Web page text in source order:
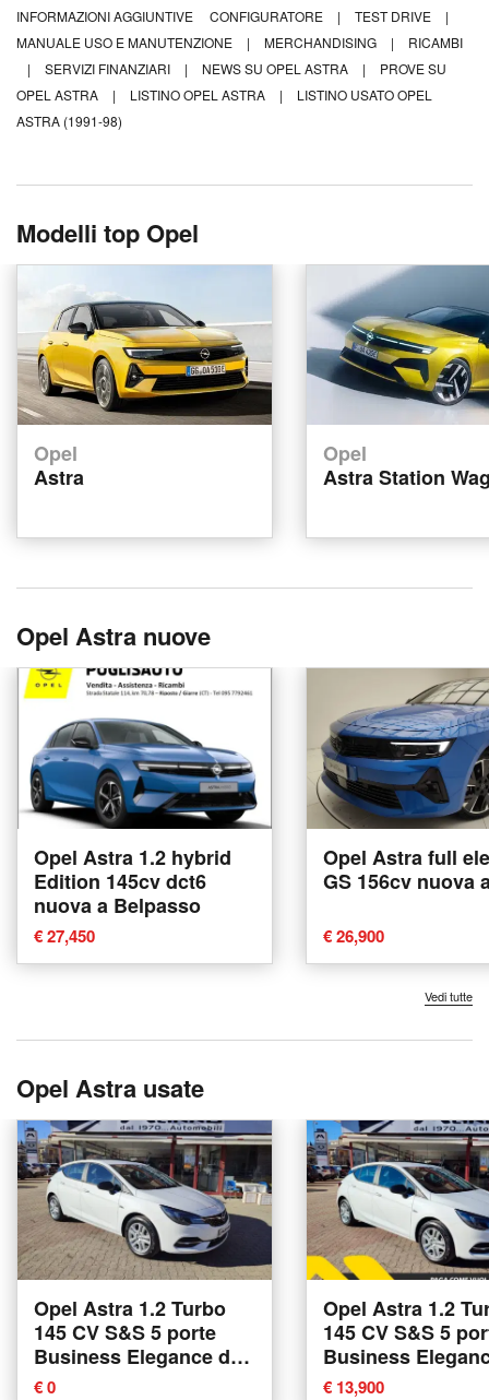
INFORMAZIONI AGGIUNTIVE CONFIGURATORE | TEST DRIVE
|
MANUALE USO E MANUTENZIONE
| MERCHANDISING |
RICAMBI
|
SERVIZI FINANZIARI | NEWS SU OPEL ASTRA |
PROVE SU
OPEL ASTRA
| LISTINO OPEL ASTRA |
LISTINO USATO OPEL
ASTRA (1991-98)
Modelli top Opel
Opel
Astra
Opel
Astra Station
Opel Astra nuove
Opel Astra 1.2 hybrid
Edition 145cv dct6
nuova a Belpasso
€ 27,450
Opel Astra full
GS 156cv nuova
€ 26,900
Vedi tutte
Opel Astra usate
Opel Astra 1.2 Turbo
145 CV S&S 5 porte
Business Elegance del
2021 usata a Boves
€ 0
Opel Astra 1.2
145 CV S&S 5
Business
2021 usata a
€ 13,900